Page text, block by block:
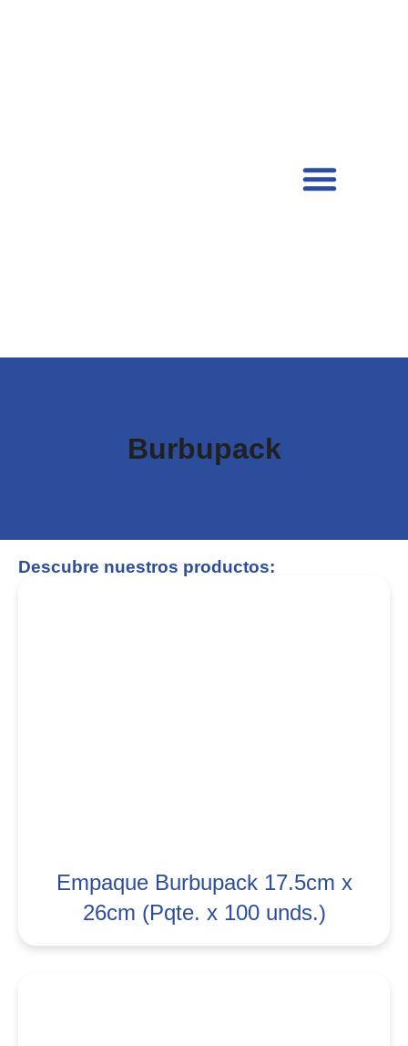
Burbupack
Descubre nuestros productos:
Empaque Burbupack 17.5cm x
26cm (Pqte. x 100 unds.)